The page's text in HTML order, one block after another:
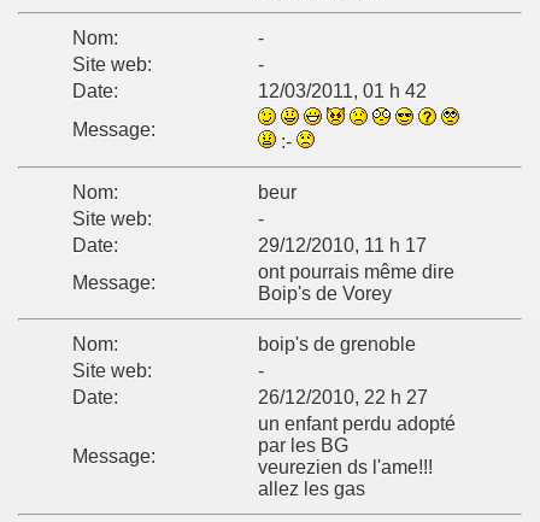
Nom:
-
Site web:
-
Date:
12/03/2011, 01 h 42
Message:
:-
Nom:
beur
Site web:
-
Date:
29/12/2010, 11 h 17
Message:
ont pourrais même dire
Boip's de Vorey
Nom:
boip's de grenoble
Site web:
-
Date:
26/12/2010, 22 h 27
Message:
un enfant perdu adopté
par les BG
veurezien ds l'ame!!!
allez les gas